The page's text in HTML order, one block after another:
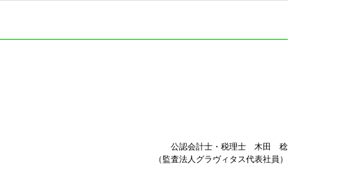
公認会計士・税理士 木田 稔
（監査法人グラヴィタス代表社員）